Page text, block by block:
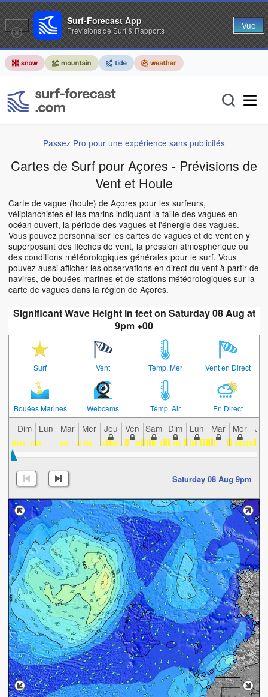
Passez Pro pour une expérience sans publicités
Cartes de Surf pour Açores - Prévisions de
Vent et Houle
Carte de vague (houle) de Açores pour les surfeurs,
véliplanchistes et les marins indiquant la taille des vagues en
océan ouvert, la période des vagues et l'énergie des vagues.
Vous pouvez personnaliser les cartes de vagues et de vent en y
superposant des flèches de vent, la pression atmosphérique ou
des conditions météorologiques générales pour le surf. Vous
pouvez aussi afficher les observations en direct du vent à partir de
navires, de bouées marines et de stations météorologiques sur la
carte de vagues dans la région de Açores.
Significant Wave Height in feet on Saturday 08 Aug at
9pm +00
Surf Vent Temp. Mer Vent en Direct
Bouées Marines Webcams Temp. Air En Direct
Dim Lun Mar Mer Jeu Ven Sam Dim Lun Mar Mer Jeu
Saturday 08 Aug 9pm
Surf-Forecast App
Prévisions de Surf & Rapports Vue